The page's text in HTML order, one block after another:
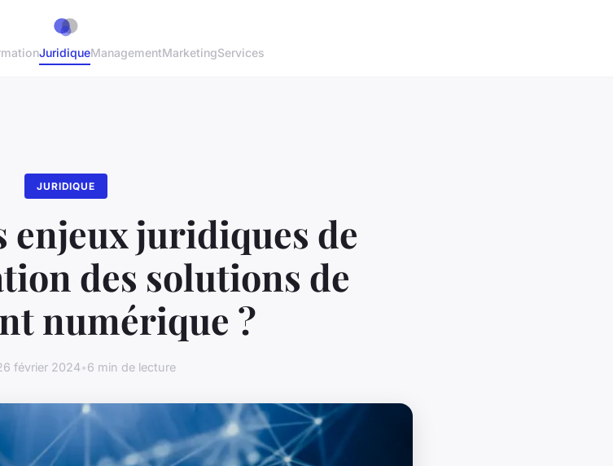
JuridiqueManagementMarketingServices
JURIDIQUE
enjeux juridiques de
des solutions de
numérique ?
février 2024•6 min de lecture